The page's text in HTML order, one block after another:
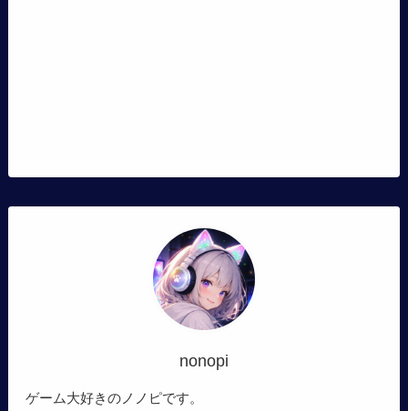
nonopi
ゲーム大好きのノノピです。